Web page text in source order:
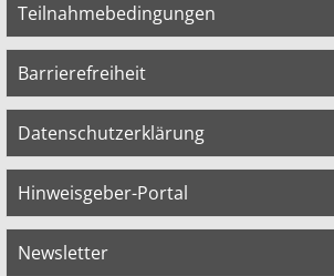
Teilnahmebedingungen
Barrierefreiheit
Datenschutzerklärung
Hinweisgeber-Portal
Newsletter